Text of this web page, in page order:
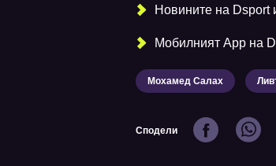
Новините на Dsport
Мобилният Аpp на
Мохамед Салах
Сподели